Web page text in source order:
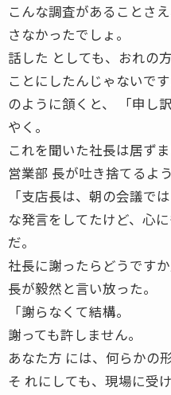
こんな調査があることさ
さなかったでしょ。
話した としても、おれの
ことにしたんじゃないで
のように頷くと、 「申し
やく。
これを聞いた社長は居ずま
営業部 長が吐き捨てるよう
「支店長は、朝の会議で
な発言をしてたけど、心
だ。
社長に謝ったらどうです
長が毅然と言い放った。
「謝らなくて結構。
謝っても許しません。
あなた方 には、何らかの
そ れにしても、現場に受